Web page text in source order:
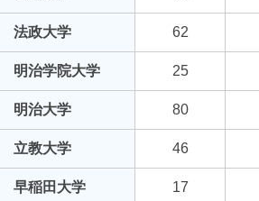
法政大学 62
明治学院大学 25
明治大学 80
立教大学 46
早稲田大学 17